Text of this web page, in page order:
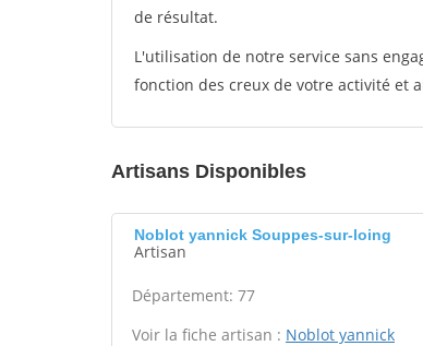
de résultat.
L'utilisation de notre service sans
fonction des creux de votre activité et
Artisans Disponibles
Noblot yannick Souppes-sur-loing
Artisan
Département: 77
Voir la fiche artisan : Noblot yannick